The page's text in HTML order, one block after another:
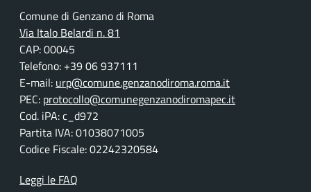
Comune di Genzano di Roma
Via Italo Belardi n. 81
CAP: 00045
Telefono: +39 06 937111
E-mail: urp@comune.genzanodiroma.roma.it
PEC: protocollo@comunegenzanodiromapec.it
Cod. iPA: c_d972
Partita IVA: 01038071005
Codice Fiscale: 02242320584
Leggi le FAQ